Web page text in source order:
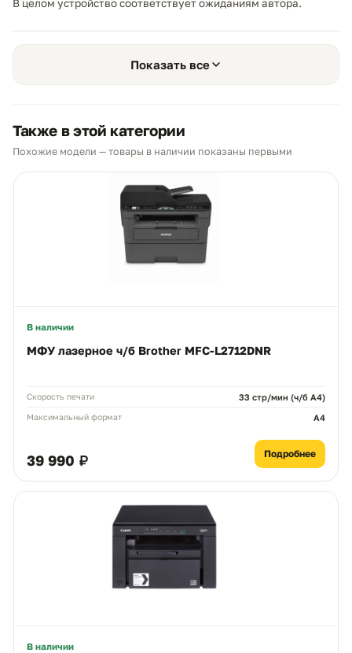
В целом устройство соответствует ожиданиям автора.
Показать все
Также в этой категории
Похожие модели — товары в наличии показаны первыми
В наличии
МФУ лазерное ч/б Brother MFC-L2712DNR
Скорость печати 33 стр/мин (ч/б А4)
Максимальный формат A4
39 990 ₽ Подробнее
В наличии